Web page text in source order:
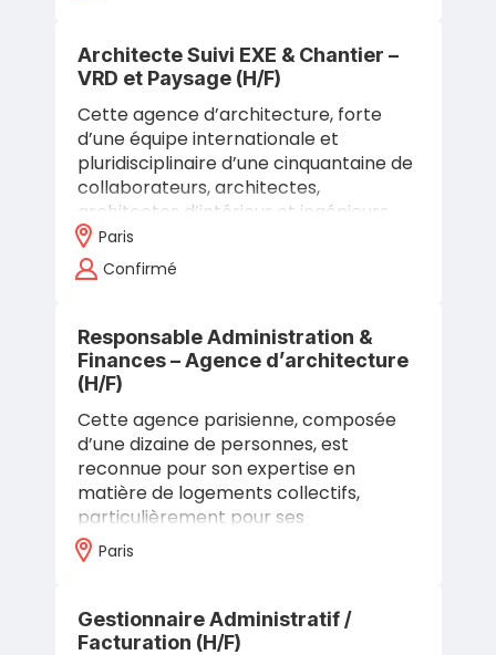
Architecte Suivi EXE & Chantier –
VRD et Paysage (H/F)
Cette agence d’architecture, forte
d’une équipe internationale et
pluridisciplinaire d’une cinquantaine de
collaborateurs, architectes,
architectes d’intérieur et ingénieurs,
conçoit et pilote des projets
d’architecture…
Paris
Confirmé
Responsable Administration &
Finances – Agence d’architecture
(H/F)
Cette agence parisienne, composée
d’une dizaine de personnes, est
reconnue pour son expertise en
matière de logements collectifs,
particulièrement pour ses
réhabilitations résolument qualitatives.
Chaque projet propose…
Paris
Gestionnaire Administratif /
Facturation (H/F)